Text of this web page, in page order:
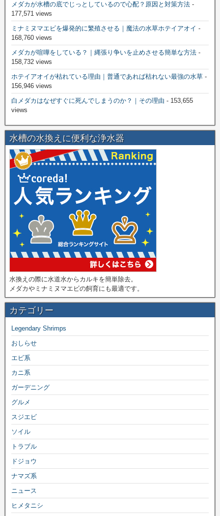
メダカが水槽の底でじっとしているので心配？原因と対策方法 -
177,571 views
ミナミヌマエビを爆発的に繁殖させる｜魔法の水草ホテイアオイ -
168,760 views
メダカが喧嘩をしている？｜縄張り争いを止めさせる簡単な方法 -
158,732 views
ホテイアオイが枯れている理由｜普通であれば枯れない最強の水草 -
156,946 views
白メダカはなぜすぐに死んでしまうのか？｜その理由 - 153,655
views
水槽の水換えに便利な浄水器
水換えの際に水道水からカルキを簡単除去。
メダカやミナミヌマエビの飼育にも最適です。
カテゴリー
Legendary Shrimps
おしらせ
エビ系
カニ系
ガーデニング
グルメ
スジエビ
ソイル
トラブル
ドジョウ
ナマズ系
ニュース
ヒメタニシ